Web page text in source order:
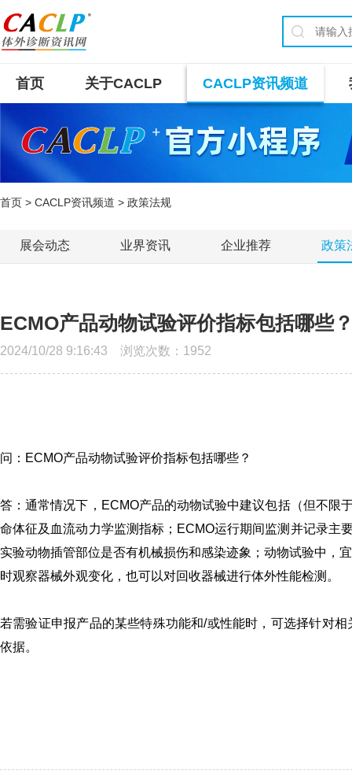
首页 关于CACLP CACLP资讯频道
首页 > CACLP资讯频道 > 政策法规
展会动态 业界资讯 企业推荐 政策
ECMO产品动物试验评价指标包括哪些
2024/10/28 9:16:43 浏览次数： 1952
问： ECMO产品动物试验评价指标包括哪些？
答：通常情况下，ECMO产品的动物试验中建议包括（但不限
命体征及血流动力学监测指标；ECMO运行期间监测并记录主
实验动物插管部位是否有机械损伤和感染迹象；动物试验中，
时观察器械外观变化，也可以对回收器械进行体外性能检测。
若需验证申报产品的某些特殊功能和/或性能时，可选择针对
依据。